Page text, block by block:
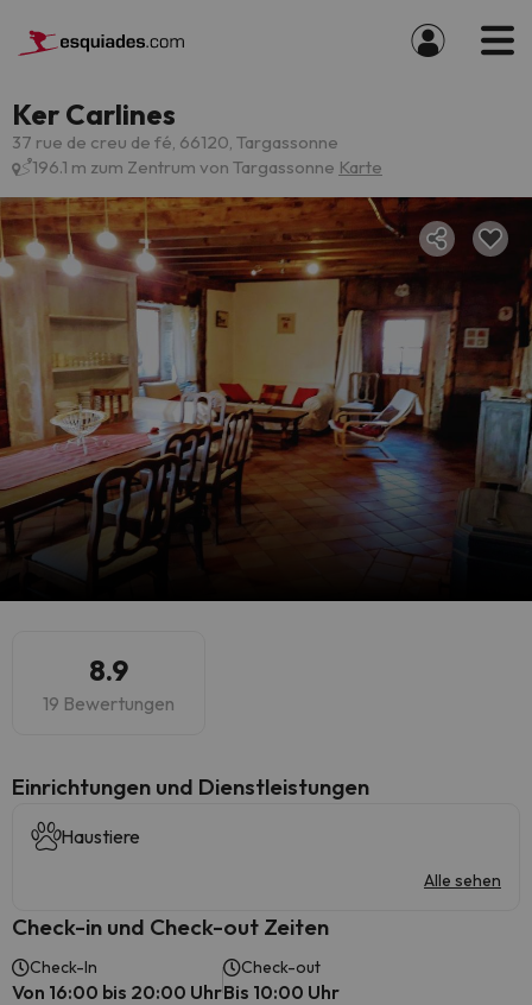
Ker Carlines
37 rue de creu de fé, 66120, Targassonne
196.1 m zum Zentrum von Targassonne Karte
8.9
19 Bewertungen
​Einrichtungen und Dienstleistungen
Haustiere
Alle sehen
Check-in und Check-out Zeiten
Check-In
Von 16:00 bis 20:00 Uhr
Check-out
Bis 10:00 Uhr